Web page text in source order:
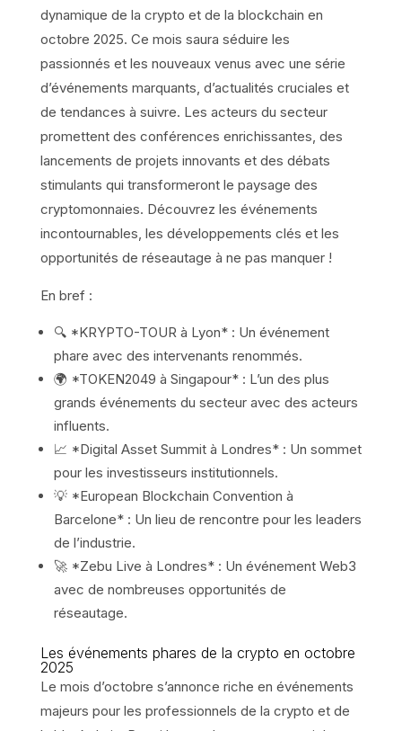
dynamique de la crypto et de la blockchain en
octobre 2025. Ce mois saura séduire les
passionnés et les nouveaux venus avec une série
d’événements marquants, d’actualités cruciales et
de tendances à suivre. Les acteurs du secteur
promettent des conférences enrichissantes, des
lancements de projets innovants et des débats
stimulants qui transformeront le paysage des
cryptomonnaies. Découvrez les événements
incontournables, les développements clés et les
opportunités de réseautage à ne pas manquer !
En bref :
🔍 *KRYPTO-TOUR à Lyon* : Un événement
phare avec des intervenants renommés.
🌍 *TOKEN2049 à Singapour* : L’un des plus
grands événements du secteur avec des acteurs
influents.
📈 *Digital Asset Summit à Londres* : Un sommet
pour les investisseurs institutionnels.
💡 *European Blockchain Convention à
Barcelone* : Un lieu de rencontre pour les leaders
de l’industrie.
🚀 *Zebu Live à Londres* : Un événement Web3
avec de nombreuses opportunités de
réseautage.
Les événements phares de la crypto en octobre
2025
Le mois d’octobre s’annonce riche en événements
majeurs pour les professionnels de la crypto et de